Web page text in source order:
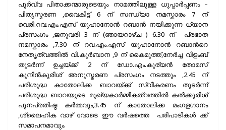
പൂര്‍വ്വ പിതാക്കന്മാരുടെയും നാമത്തിലുള്ള ധൂപ്പാര്‍പ്പണം –
പിതൃസ്മരണ ,വൈകീട്ട് 6 ന് സന്ധ്യാ നമസ്കാരം 7 ന്
വെരി.റവ.എം.എസ് യുഹാനോന്‍ റബാന്‍ നയിക്കുന്ന ധ്യാന
പ്രസംഗം ,ജനുവരി 3 ന് (ഞായറാഴ്ച ) 6.30 ന് പ്രഭാത
നമസ്കാരം ,7.30 ന് റവ.എം.എസ് യുഹാനോന്‍ റബാന്‍റെ
നേതൃത്വത്തില്‍ വി.കുര്‍ബാന ,9 ന് കൈമുത്ത്,നേര്‍ച്ച വിളംബ്
തുടര്‍ന്ന് ഉച്ചയ്ക്ക് 2 ന് ഡോ.എം.കുര്യന്‍ തോമസ്‌
കൂനിന്‍കുരിശ് അനുസ്മരണ പ്രസംഗം നടത്തും ,2.45 ന്
പരിശുദ്ധ കാതോലിക്ക ബാവയ്ക്ക് സ്വീകരണം തുടര്‍ന്ന്
പരിശുദ്ധ ബാവയുടെ മുഖ്യകാര്‍മ്മീകത്വത്തില്‍ കല്‍ക്കുരിശ്
പുനപ്രതിഷ്ഠ കര്‍മ്മവും,3.45 ന് കാതോലിക്ക മംഗളഗാനം
,ശ്ലൈഹിക വാഴ് വോടെ ഈ വര്‍ഷത്തെ പരിപാടികള്‍ ക്ക്
സമാപനമാവും.